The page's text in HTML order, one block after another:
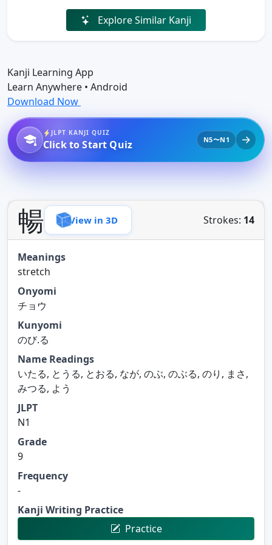
Explore Similar Kanji
Kanji Learning App
Learn Anywhere • Android
Download Now
JLPT KANJI QUIZ
Click to Start Quiz N5〜N1
暢 View in 3D Strokes: 14
Meanings
stretch
Onyomi
チョウ
Kunyomi
のび.る
Name Readings
いたる, とうる, とおる, なが, のぶ, のぶる, のり, まさ,
みつる, よう
JLPT
N1
Grade
9
Frequency
-
Kanji Writing Practice
Practice